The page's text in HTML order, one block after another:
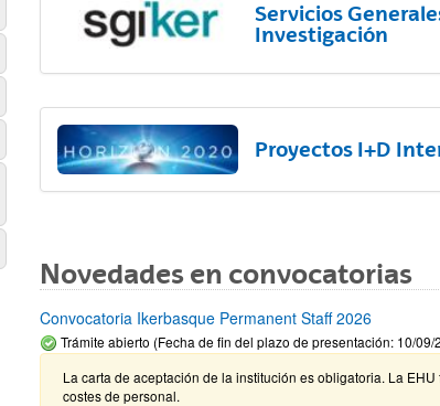
Servicios
Investigación
Proyectos I+D
Novedades en convocatorias
Convocatoria Ikerbasque Permanent Staff 2026
Trámite abierto (Fecha de fin del plazo de presentación: 10/09/
La carta de aceptación de la institución es obligatoria. La
costes de personal.